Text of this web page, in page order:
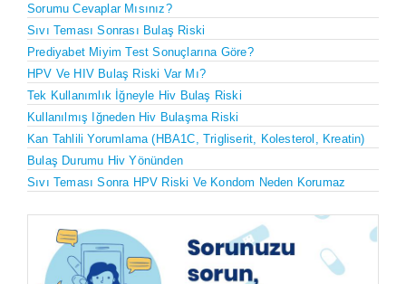
Sorumu Cevaplar Mısınız?
Sıvı Teması Sonrası Bulaş Riski
Prediyabet Miyim Test Sonuçlarına Göre?
HPV Ve HIV Bulaş Riski Var Mı?
Tek Kullanımlık İğneyle Hiv Bulaş Riski
Kullanılmış Iğneden Hiv Bulaşma Riski
Kan Tahlili Yorumlama (HBA1C, Trigliserit, Kolesterol, Kreatin)
Bulaş Durumu Hiv Yönünden
Sıvı Teması Sonra HPV Riski Ve Kondom Neden Korumaz